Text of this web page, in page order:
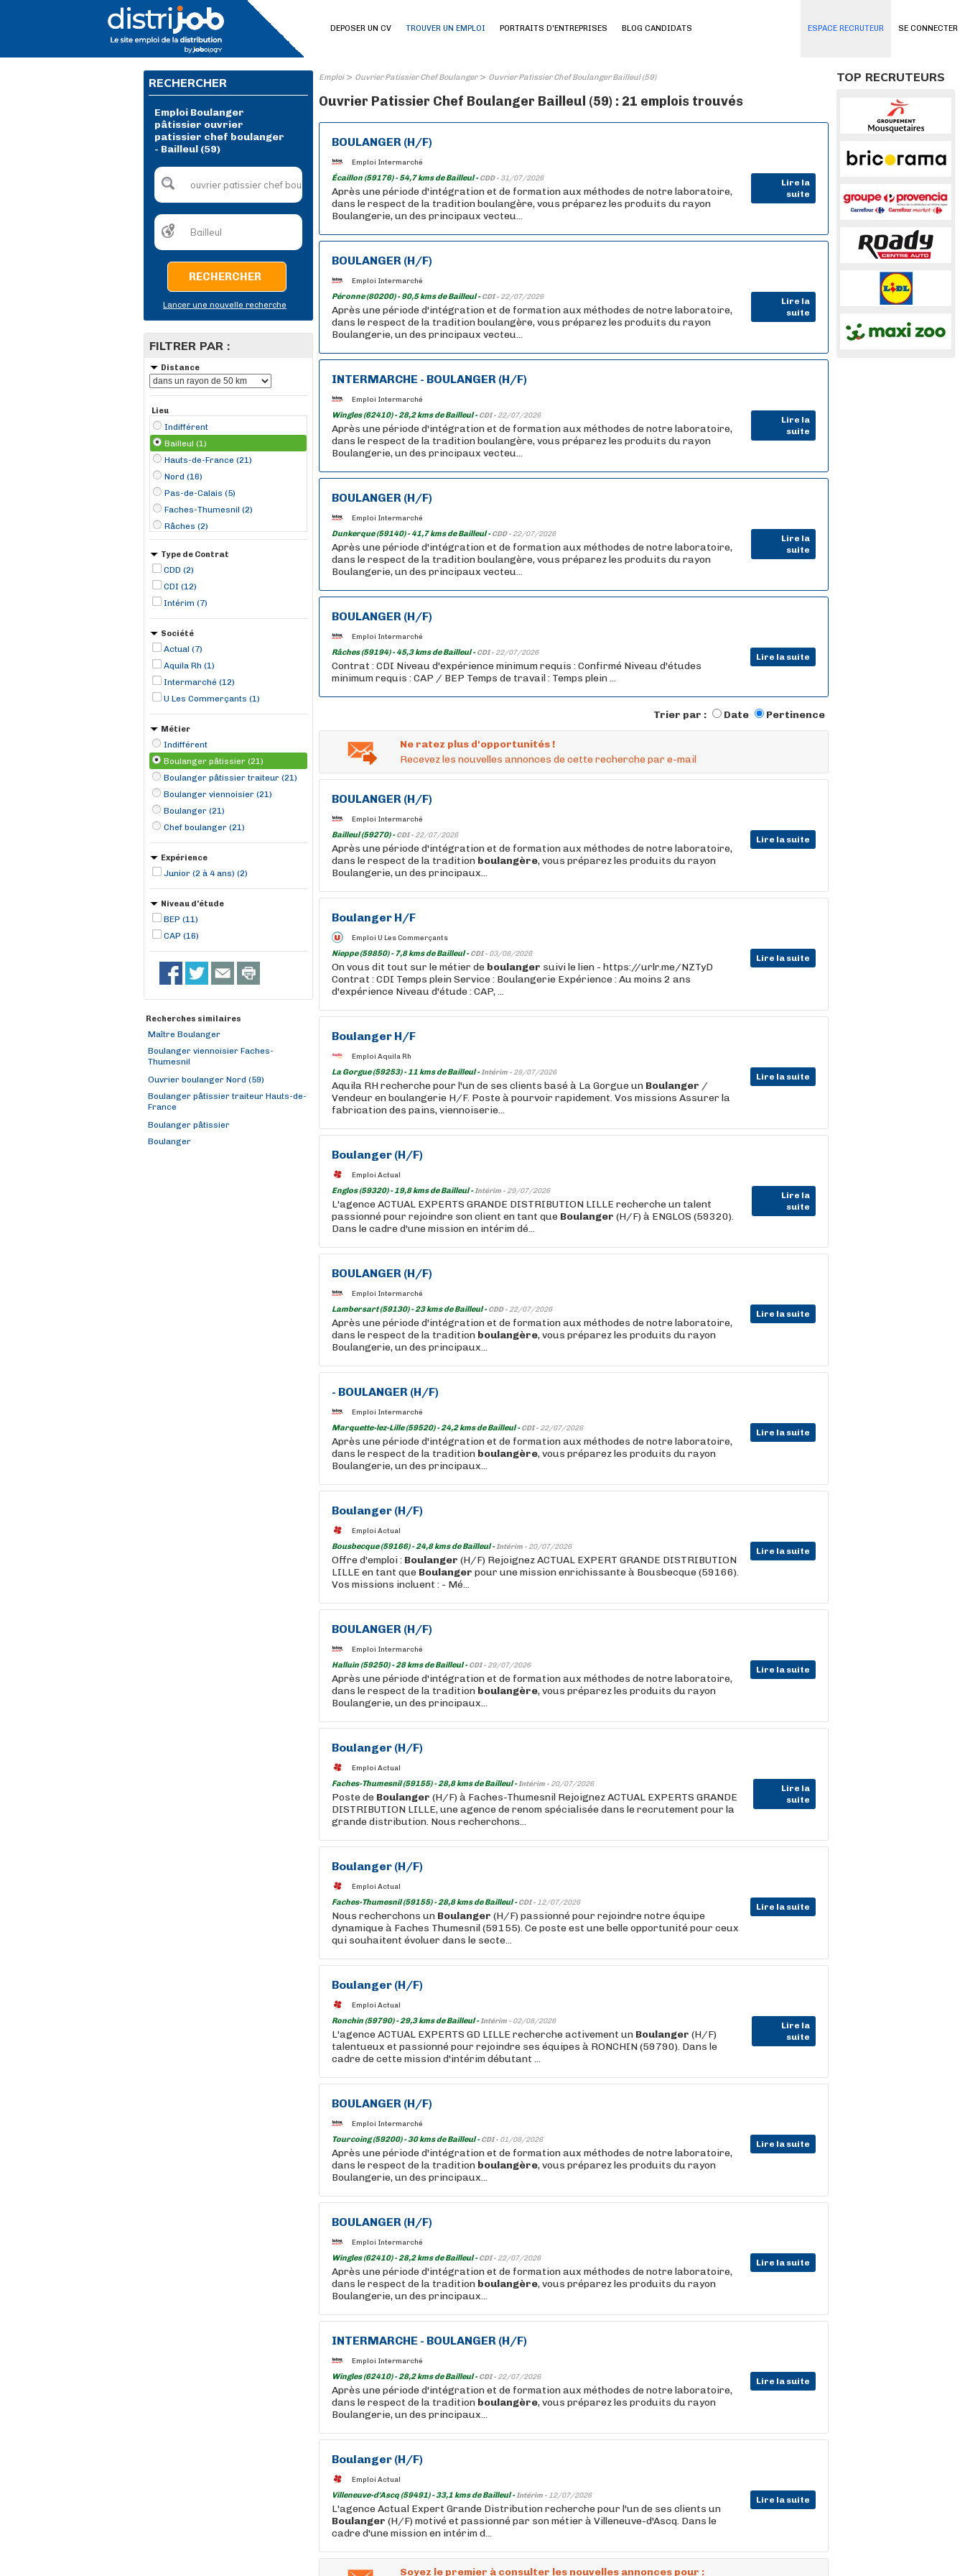
SE CONNECTER
DEPOSER UN CV TROUVER UN EMPLOI PORTRAITS D'ENTREPRISES BLOG CANDIDATS ESPACE RECRUTEUR
RECHERCHER
Emploi Boulanger
pâtissier ouvrier
patissier chef boulanger
- Bailleul (59)
RECHERCHER
Lancer une nouvelle recherche
FILTRER PAR :
Distance
Lieu
Indifférent
Bailleul (1)
Hauts-de-France (21)
Nord (16)
Pas-de-Calais (5)
Faches-Thumesnil (2)
Râches (2)
Wingles (2)
Arques (1)
Bousbecque (1)
Dunkerque (1)
Englos (1)
Type de Contrat
CDD (2)
CDI (12)
Intérim (7)
Société
Actual (7)
Aquila Rh (1)
Intermarché (12)
U Les Commerçants (1)
Métier
Indifférent
Boulanger pâtissier (21)
Boulanger pâtissier traiteur (21)
Boulanger viennoisier (21)
Boulanger (21)
Chef boulanger (21)
Expérience
Junior (2 à 4 ans) (2)
Niveau d'étude
BEP (11)
CAP (16)
Recherches similaires
Maître Boulanger
Boulanger viennoisier Faches-
Thumesnil
Ouvrier boulanger Nord (59)
Boulanger pâtissier traiteur Hauts-de-
France
Boulanger pâtissier
Boulanger
Emploi> Ouvrier Patissier Chef Boulanger> Ouvrier Patissier Chef Boulanger Bailleul (59)
Ouvrier Patissier Chef Boulanger Bailleul (59) : 21 emplois trouvés
BOULANGER (H/F)
Emploi Intermarché
Écaillon (59176) - 54,7 kms de Bailleul -CDD - 31/07/2026
Lire la
suite
Après une période d'intégration et de formation aux méthodes de notre laboratoire,
dans le respect de la tradition boulangère, vous préparez les produits du rayon
Boulangerie, un des principaux vecteu...
BOULANGER (H/F)
Emploi Intermarché
Péronne (80200) - 90,5 kms de Bailleul -CDI - 22/07/2026
Lire la
suite
Après une période d'intégration et de formation aux méthodes de notre laboratoire,
dans le respect de la tradition boulangère, vous préparez les produits du rayon
Boulangerie, un des principaux vecteu...
INTERMARCHE - BOULANGER (H/F)
Emploi Intermarché
Wingles (62410) - 28,2 kms de Bailleul -CDI - 22/07/2026
Lire la
suite
Après une période d'intégration et de formation aux méthodes de notre laboratoire,
dans le respect de la tradition boulangère, vous préparez les produits du rayon
Boulangerie, un des principaux vecteu...
BOULANGER (H/F)
Emploi Intermarché
Dunkerque (59140) - 41,7 kms de Bailleul -CDD - 22/07/2026
Lire la
suite
Après une période d'intégration et de formation aux méthodes de notre laboratoire,
dans le respect de la tradition boulangère, vous préparez les produits du rayon
Boulangerie, un des principaux vecteu...
BOULANGER (H/F)
Emploi Intermarché
Râches (59194) - 45,3 kms de Bailleul -CDI - 22/07/2026 Lire la suite
Contrat : CDI Niveau d'expérience minimum requis : Confirmé Niveau d'études
minimum requis : CAP / BEP Temps de travail : Temps plein ...
Trier par : Date Pertinence
Ne ratez plus d'opportunités !
Recevez les nouvelles annonces de cette recherche par e-mail
BOULANGER (H/F)
Emploi Intermarché
Bailleul (59270) -CDI - 22/07/2026 Lire la suite
Après une période d'intégration et de formation aux méthodes de notre laboratoire,
dans le respect de la tradition boulangère, vous préparez les produits du rayon
Boulangerie, un des principaux...
Boulanger H/F
Emploi U Les Commerçants
Nieppe (59850) - 7,8 kms de Bailleul -CDI - 03/08/2026 Lire la suite
On vous dit tout sur le métier de boulanger suivi le lien - https://urlr.me/NZTyD
Contrat : CDI Temps plein Service : Boulangerie Expérience : Au moins 2 ans
d'expérience Niveau d'étude : CAP, ...
Boulanger H/F
Emploi Aquila Rh
La Gorgue (59253) - 11 kms de Bailleul -Intérim - 28/07/2026 Lire la suite
Aquila RH recherche pour l'un de ses clients basé à La Gorgue un Boulanger /
Vendeur en boulangerie H/F. Poste à pourvoir rapidement. Vos missions Assurer la
fabrication des pains, viennoiserie...
Boulanger (H/F)
Emploi Actual
Englos (59320) - 19,8 kms de Bailleul -Intérim - 29/07/2026
Lire la
suite
L'agence ACTUAL EXPERTS GRANDE DISTRIBUTION LILLE recherche un talent
passionné pour rejoindre son client en tant que Boulanger (H/F) à ENGLOS (59320).
Dans le cadre d'une mission en intérim dé...
BOULANGER (H/F)
Emploi Intermarché
Lambersart (59130) - 23 kms de Bailleul -CDD - 22/07/2026 Lire la suite
Après une période d'intégration et de formation aux méthodes de notre laboratoire,
dans le respect de la tradition boulangère, vous préparez les produits du rayon
Boulangerie, un des principaux...
- BOULANGER (H/F)
Emploi Intermarché
Marquette-lez-Lille (59520) - 24,2 kms de Bailleul -CDI - 22/07/2026 Lire la suite
Après une période d'intégration et de formation aux méthodes de notre laboratoire,
dans le respect de la tradition boulangère, vous préparez les produits du rayon
Boulangerie, un des principaux...
Boulanger (H/F)
Emploi Actual
Bousbecque (59166) - 24,8 kms de Bailleul -Intérim - 20/07/2026 Lire la suite
Offre d'emploi : Boulanger (H/F) Rejoignez ACTUAL EXPERT GRANDE DISTRIBUTION
LILLE en tant que Boulanger pour une mission enrichissante à Bousbecque (59166).
Vos missions incluent : - Mé...
BOULANGER (H/F)
Emploi Intermarché
Halluin (59250) - 28 kms de Bailleul -CDI - 29/07/2026 Lire la suite
Après une période d'intégration et de formation aux méthodes de notre laboratoire,
dans le respect de la tradition boulangère, vous préparez les produits du rayon
Boulangerie, un des principaux...
Boulanger (H/F)
Emploi Actual
Faches-Thumesnil (59155) - 28,8 kms de Bailleul -Intérim - 20/07/2026
Lire la
suite
Poste de Boulanger (H/F) à Faches-Thumesnil Rejoignez ACTUAL EXPERTS GRANDE
DISTRIBUTION LILLE, une agence de renom spécialisée dans le recrutement pour la
grande distribution. Nous recherchons...
Boulanger (H/F)
Emploi Actual
Faches-Thumesnil (59155) - 28,8 kms de Bailleul -CDI - 12/07/2026 Lire la suite
Nous recherchons un Boulanger (H/F) passionné pour rejoindre notre équipe
dynamique à Faches Thumesnil (59155). Ce poste est une belle opportunité pour ceux
qui souhaitent évoluer dans le secte...
Boulanger (H/F)
Emploi Actual
Ronchin (59790) - 29,3 kms de Bailleul -Intérim - 02/08/2026
Lire la
suite
L'agence ACTUAL EXPERTS GD LILLE recherche activement un Boulanger (H/F)
talentueux et passionné pour rejoindre ses équipes à RONCHIN (59790). Dans le
cadre de cette mission d'intérim débutant ...
BOULANGER (H/F)
Emploi Intermarché
Tourcoing (59200) - 30 kms de Bailleul -CDI - 01/08/2026 Lire la suite
Après une période d'intégration et de formation aux méthodes de notre laboratoire,
dans le respect de la tradition boulangère, vous préparez les produits du rayon
Boulangerie, un des principaux...
BOULANGER (H/F)
Emploi Intermarché
Wingles (62410) - 28,2 kms de Bailleul -CDI - 22/07/2026 Lire la suite
Après une période d'intégration et de formation aux méthodes de notre laboratoire,
dans le respect de la tradition boulangère, vous préparez les produits du rayon
Boulangerie, un des principaux...
INTERMARCHE - BOULANGER (H/F)
Emploi Intermarché
Wingles (62410) - 28,2 kms de Bailleul -CDI - 22/07/2026 Lire la suite
Après une période d'intégration et de formation aux méthodes de notre laboratoire,
dans le respect de la tradition boulangère, vous préparez les produits du rayon
Boulangerie, un des principaux...
Boulanger (H/F)
Emploi Actual
Villeneuve-d'Ascq (59491) - 33,1 kms de Bailleul -Intérim - 12/07/2026 Lire la suite
L'agence Actual Expert Grande Distribution recherche pour l'un de ses clients un
Boulanger (H/F) motivé et passionné par son métier à Villeneuve-d'Ascq. Dans le
cadre d'une mission en intérim d...
Soyez le premier à consulter les nouvelles annonces pour :
TOP RECRUTEURS